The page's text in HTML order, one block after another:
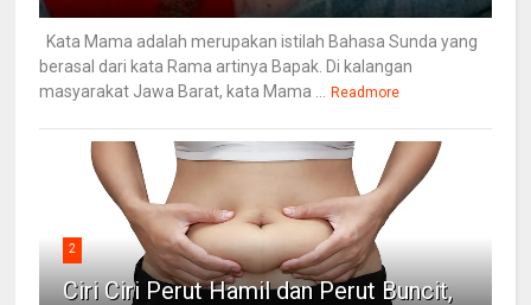
Kata Mama adalah merupakan istilah Bahasa Sunda yang
berasal dari kata Rama artinya Bapak. Di kalangan
masyarakat Jawa Barat, kata Mama ...
Readmore
2
Ciri Ciri Perut Hamil dan Perut Buncit,